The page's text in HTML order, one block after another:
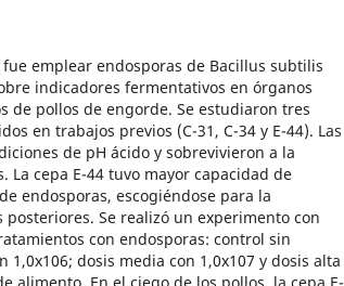
emplear endosporas de Bacillus subtilis
indicadores fermentativos en órganos
de pollos de engorde. Se estudiaron tres
en trabajos previos (C-31, C-34 y E-44). Las
de pH ácido y sobrevivieron a la
La cepa E-44 tuvo mayor capacidad de
endosporas, escogiéndose para la
Se realizó un experimento con
con endosporas: control sin
1,0x106; dosis media con 1,0x107 y dosis alta